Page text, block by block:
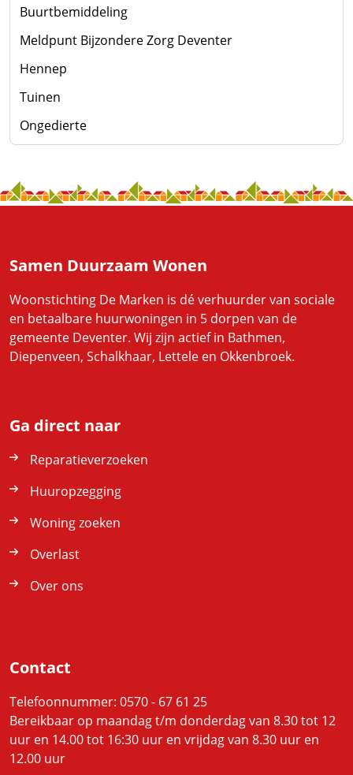
Buurtbemiddeling
Meldpunt Bijzondere Zorg Deventer
Hennep
Tuinen
Ongedierte
Samen Duurzaam Wonen
Woonstichting De Marken is dé verhuurder van sociale
en betaalbare huurwoningen in 5 dorpen van de
gemeente Deventer. Wij zijn actief in Bathmen,
Diepenveen, Schalkhaar, Lettele en Okkenbroek.
Ga direct naar
Reparatieverzoeken
Huuropzegging
Woning zoeken
Overlast
Over ons
Contact
Telefoonnummer: 0570 - 67 61 25
Bereikbaar op maandag t/m donderdag van 8.30 tot 12
uur en 14.00 tot 16:30 uur en vrijdag van 8.30 uur en
12.00 uur